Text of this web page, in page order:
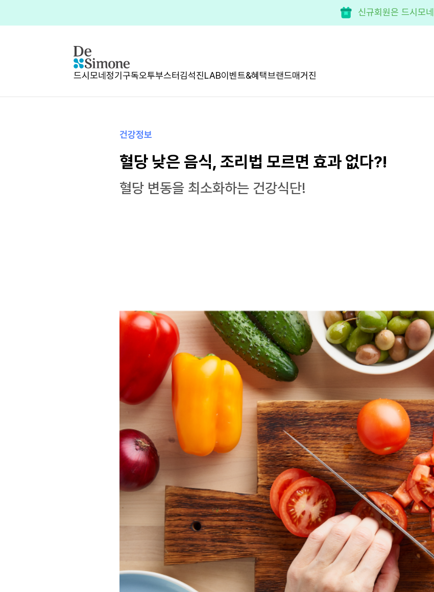
신규회원은 드시모네
드시모네 정기구독오투부스터김석진LAB이벤트&혜택브랜드매거진
건강정보
혈당 낮은 음식, 조리법 모르면 효과 없다?!
혈당 변동을 최소화하는 건강식단!